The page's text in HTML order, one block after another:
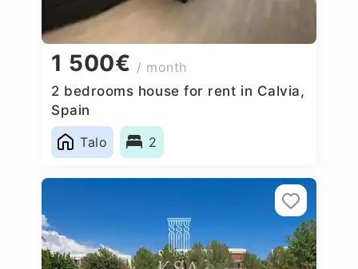
1 500€ / month
2 bedrooms house for rent in Calvia,
Spain
Talo
2